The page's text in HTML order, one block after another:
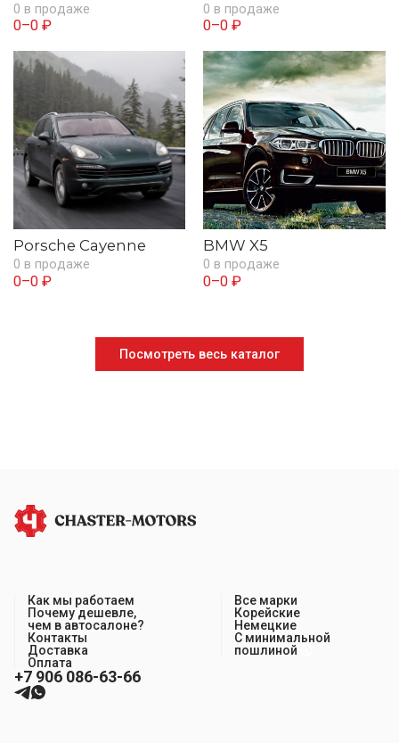
0 в продаже
0–0 ₽
0 в продаже
0–0 ₽
Porsche Cayenne
0 в продаже
0–0 ₽
BMW X5
0 в продаже
0–0 ₽
Посмотреть весь каталог
Как мы работаем
Почему дешевле,
чем в автосалоне?
Контакты
Доставка
Оплата
Все марки
Корейские
Немецкие
С минимальной
пошлиной
+7 906 086-63-66